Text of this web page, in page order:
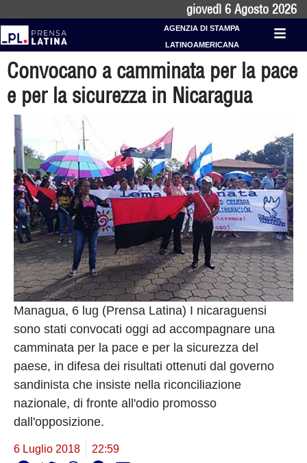
giovedì 6 Agosto 2026
AGENZIA DI STAMPA
LATINOAMERICANA
Convocano a camminata per la pace
e per la sicurezza in Nicaragua
Managua, 6 lug (Prensa Latina) I nicaraguensi
sono stati convocati oggi ad accompagnare una
camminata per la pace e per la sicurezza del
paese, in difesa dei risultati ottenuti dal governo
sandinista che insiste nella riconciliazione
nazionale, di fronte all'odio promosso
dall'opposizione.
6 Luglio 2018 22:59